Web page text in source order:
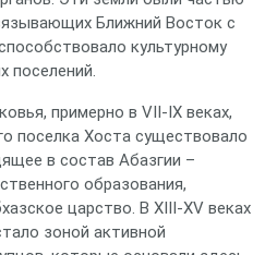
Ближний Восток с
культурному
поселений.
примерно в VII-IX веках,
поселка Хоста существовало
в состав Абазгии –
образования,
царство. В XIII-XV веках
зоной активной